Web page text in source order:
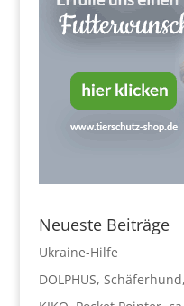
Neueste Beiträge
Ukraine-Hilfe
DOLPHUS,